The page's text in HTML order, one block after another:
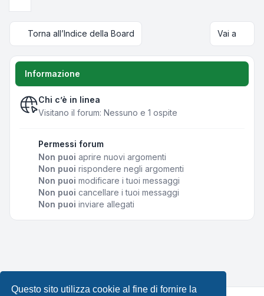
Questo sito utilizza cookie al fine di fornire la
Torna all’Indice della Board Vai a
Informazione
Chi c’è in linea
Visitano il forum: Nessuno e 1 ospite
Permessi forum
Non puoi aprire nuovi argomenti
Non puoi rispondere negli argomenti
Non puoi modificare i tuoi messaggi
Non puoi cancellare i tuoi messaggi
Non puoi inviare allegati